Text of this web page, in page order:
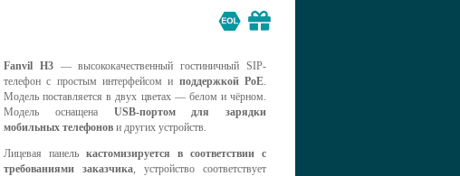
Fanvil H3— высококачественный гостиничный SIP-
телефон с простым интерфейсом и поддержкой PoE.
Модель поставляется в двух цветах — белом и чёрном.
Модель оснащена USB-портом для зарядки
мобильных телефонов и других устройств.
Лицевая панель кастомизируется в соответствии с
требованиями заказчика, устройство соответствует